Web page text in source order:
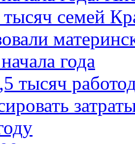
семей
года
тысяч